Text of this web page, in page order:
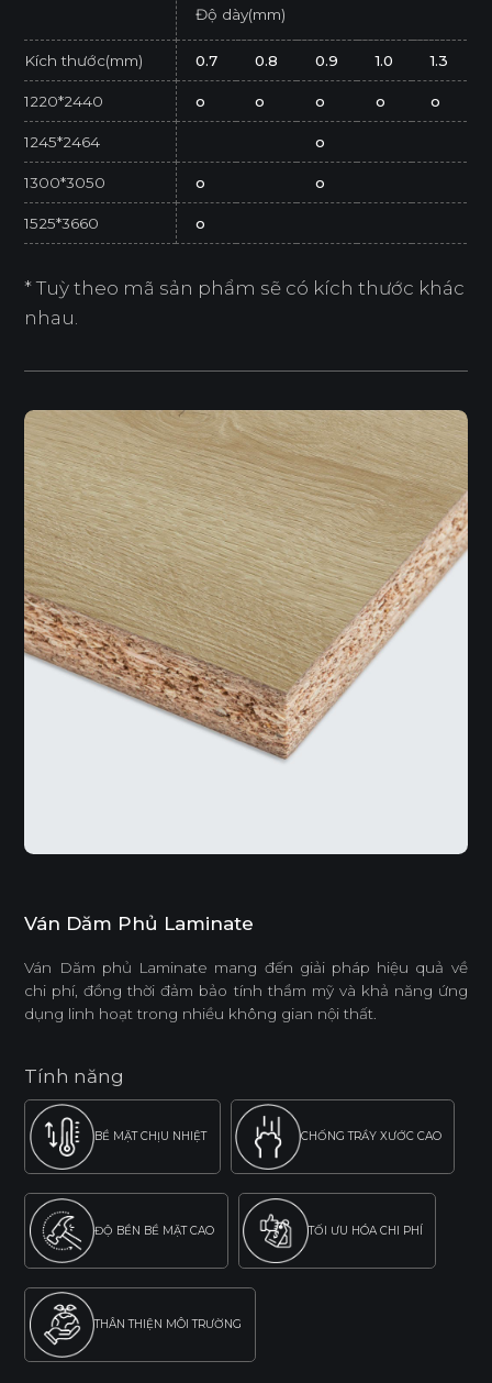
Độ dày(mm)
Kích thước(mm) 0.7 0.8 0.9 1.0 1.3
1220*2440 o o o o o
1245*2464 o
1300*3050 o o
1525*3660 o
* Tuỳ theo mã sản phẩm sẽ có kích thước khác
nhau.
Ván Dăm Phủ Laminate
Ván Dăm phủ Laminate mang đến giải pháp hiệu quả về
chi phí, đồng thời đảm bảo tính thẩm mỹ và khả năng ứng
dụng linh hoạt trong nhiều không gian nội thất.
Tính năng
BỀ MẶT CHỊU NHIỆT CHỐNG TRẦY XƯỚC CAO
ĐỘ BỀN BỀ MẶT CAO TỐI ƯU HÓA CHI PHÍ
THÂN THIỆN MÔI TRƯỜNG